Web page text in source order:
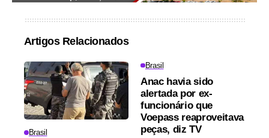
Artigos Relacionados
Brasil
Brasil
Anac havia sido
alertada por ex-
funcionário que
Voepass reaproveitava
peças, diz TV